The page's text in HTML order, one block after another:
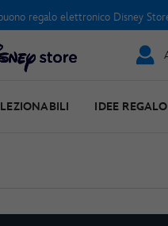
regalo elettronico Disney
IDEE REGALO